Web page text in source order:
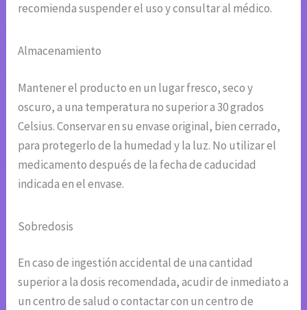
recomienda suspender el uso y consultar al médico.
Almacenamiento
Mantener el producto en un lugar fresco, seco y
oscuro, a una temperatura no superior a 30 grados
Celsius. Conservar en su envase original, bien cerrado,
para protegerlo de la humedad y la luz. No utilizar el
medicamento después de la fecha de caducidad
indicada en el envase.
Sobredosis
En caso de ingestión accidental de una cantidad
superior a la dosis recomendada, acudir de inmediato a
un centro de salud o contactar con un centro de